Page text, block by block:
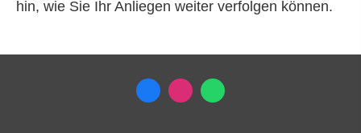
hin, wie Sie Ihr Anliegen weiter verfolgen können.